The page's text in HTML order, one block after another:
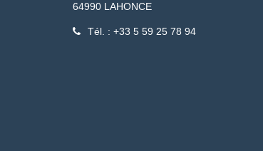
64990 LAHONCE
Tél. : +33 5 59 25 78 94